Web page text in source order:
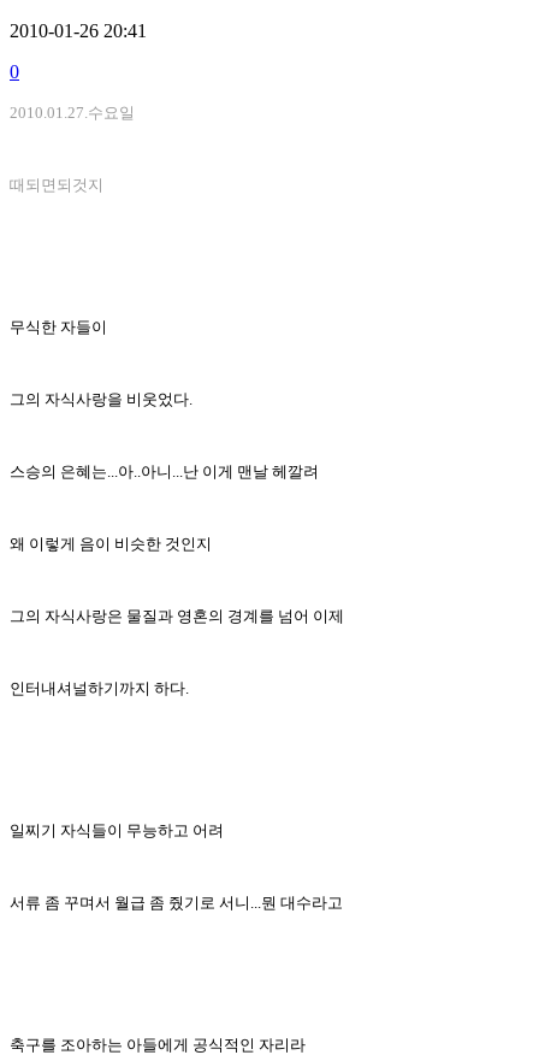
2010-01-26 20:41
0
2010.01.27.수요일
때되면되것지
무식한 자들이
그의 자식사랑을 비웃었다.
스승의 은혜는...아..아니...난 이게 맨날 헤깔려
왜 이렇게 음이 비슷한 것인지
그의 자식사랑은 물질과 영혼의 경계를 넘어 이제
인터내셔널하기까지 하다.
일찌기 자식들이 무능하고 어려
서류 좀 꾸며서 월급 좀 줬기로 서니...뭔 대수라고
축구를 조아하는 아들에게 공식적인 자리라